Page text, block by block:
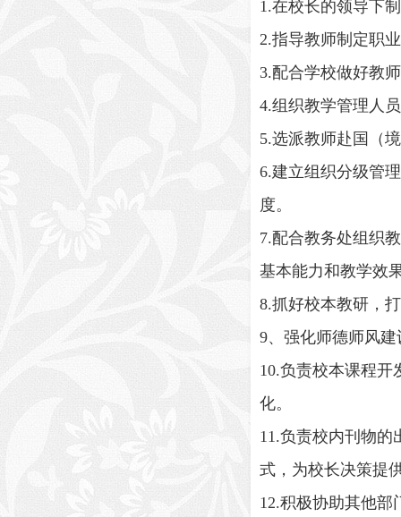
1.在校长的领导下
2.指导教师制定职
3.配合学校做好教
4.组织教学管理人
5.选派教师赴国（
6.建立组织分级管
度。
7.配合教务处组织
基本能力和教学效
8.抓好校本教研，
9、强化师德师风
10.负责校本课程
化。
11.负责校内刊物
式，为校长决策提
12.积极协助其他